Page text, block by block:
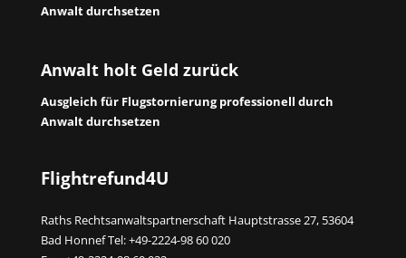
Anwalt durchsetzen
Anwalt holt Geld zurück
Ausgleich für Flugstornierung professionell durch
Anwalt durchsetzen
Flightrefund4U
Raths Rechtsanwaltspartnerschaft Hauptstrasse 27, 53604
Bad Honnef Tel: +49-2224-98 60 020